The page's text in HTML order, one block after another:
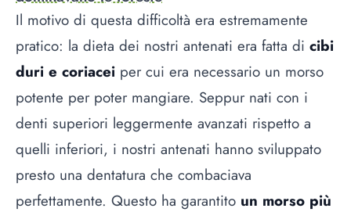
Il motivo di questa difficoltà era estremamente
pratico: la dieta dei nostri antenati era fatta di cibi
duri e coriacei per cui era necessario un morso
potente per poter mangiare. Seppur nati con i
denti superiori leggermente avanzati rispetto a
quelli inferiori, i nostri antenati hanno sviluppato
presto una dentatura che combaciava
perfettamente. Questo ha garantito un morso più